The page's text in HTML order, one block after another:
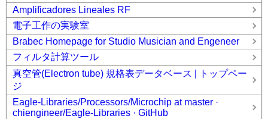
Amplificadores Lineales RF
電子工作の実験室
Brabec Homepage for Studio Musician and Engeneer
フィルタ計算ツール
真空管(Electron tube) 規格表データベース | トップペー
ジ
Eagle-Libraries/Processors/Microchip at master ·
chiengineer/Eagle-Libraries · GitHub